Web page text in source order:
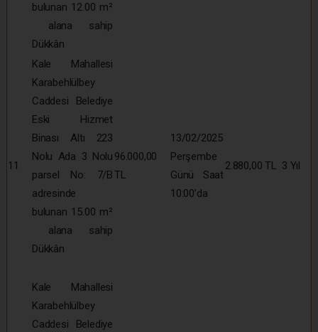
bulunan 12.00 m²
alana sahip
Dükkân
11
Kale Mahallesi
Karabehlülbey
Caddesi Belediye
Eski Hizmet
Binası Altı 223
Nolu Ada 3 Nolu
parsel No: 7/B
adresinde
bulunan 15.00 m²
alana sahip
Dükkân
96.000,00
TL
13/02/2025
Perşembe
Günü Saat
10:00’da
2.880,00 TL 3 Yıl
Kale Mahallesi
Karabehlülbey
Caddesi Belediye